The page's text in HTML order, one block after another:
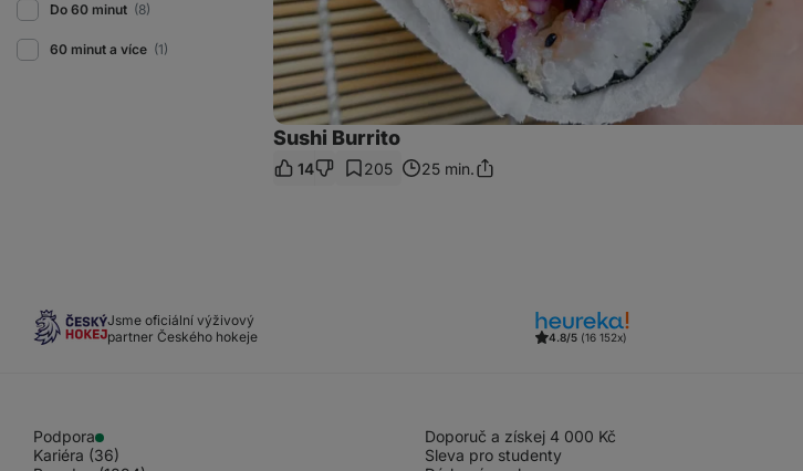
Do 60 minut (8)
60 minut a více (1)
Sushi Burrito
14 205 25 min.Sdílet
Jsme oficiální výživový
partner Českého hokeje
4.8/5 (16 152x)
Podpora
Kariéra (36)
Doporuč a získej 4 000 Kč
Sleva pro studenty